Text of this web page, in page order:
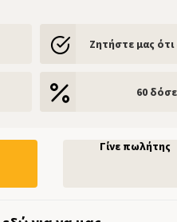
Ζητήστε μας
60
Γίνε πωλήτης